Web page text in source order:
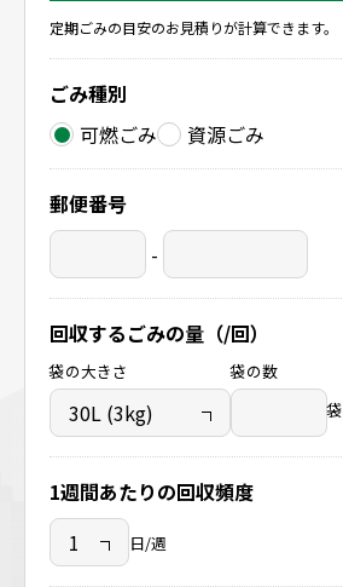
定期ごみの目安のお見積りが計算できます。
ごみ種別
可燃ごみ
資源ごみ
郵便番号
-
回収するごみの量（/回）
袋の大きさ
袋の数
袋
1週間あたりの回収頻度
日/週